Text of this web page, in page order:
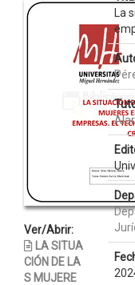
Ver/Abrir:
LA SITUA
CIÓN DE LA
S MUJERE
La